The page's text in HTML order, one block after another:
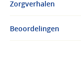
Zorgverhalen
Beoordelingen